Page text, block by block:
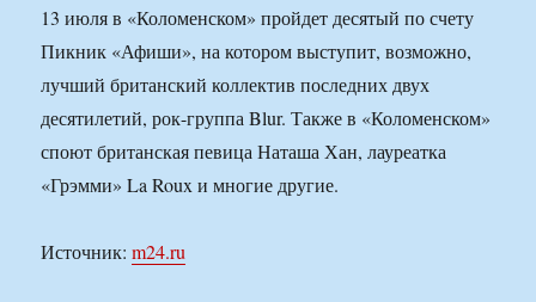
13 июля в «Коломенском» пройдет десятый по счету
Пикник «Афиши», на котором выступит, возможно,
лучший британский коллектив последних двух
десятилетий, рок-группа Blur. Также в «Коломенском»
споют британская певица Наташа Хан, лауреатка
«Грэмми» La Roux и многие другие.
Источник:m24.ru